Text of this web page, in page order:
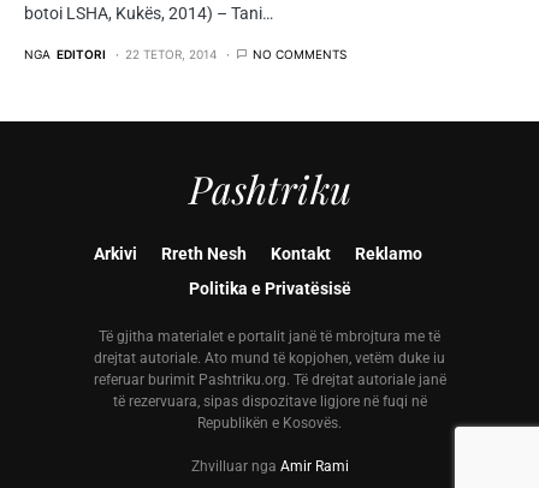
botoi LSHA, Kukës, 2014) – Tani…
NGA EDITORI 22 TETOR, 2014 NO COMMENTS
Pashtriku
Arkivi Rreth Nesh Kontakt
Reklamo
Politika e Privatësisë
Të gjitha materialet e portalit janë të mbrojtura me të
drejtat autoriale. Ato mund të kopjohen, vetëm duke iu
referuar burimit Pashtriku.org. Të drejtat autoriale janë
të rezervuara, sipas dispozitave ligjore në fuqi në
Republikën e Kosovës.
Zhvilluar nga Amir Rami